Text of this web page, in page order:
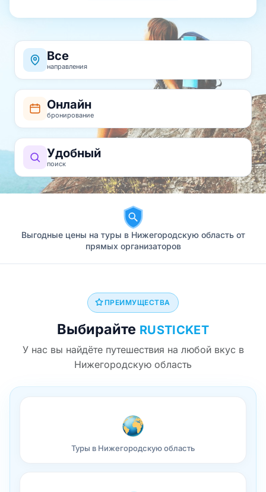
Все
направления
Онлайн
бронирование
Удобный
поиск
Выгодные цены на туры в Нижегородскую область от
прямых организаторов
ПРЕИМУЩЕСТВА
Выбирайте RUSTICKET
У нас вы найдёте путешествия на любой вкус в
Нижегородскую область
Туры в Нижегородскую область